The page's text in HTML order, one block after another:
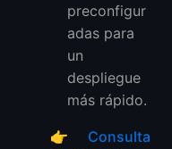
preconfigur
adas para
un
despliegue
más rápido.
👉 Consulta